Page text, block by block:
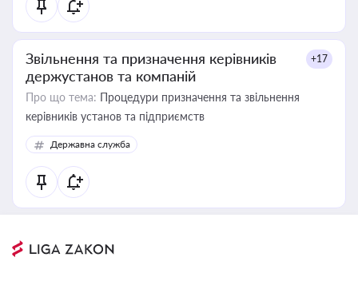
Звільнення та призначення керівників
держустанов та компаній
+17
Про що тема: Процедури призначення та звільнення
керівників установ та підприємств
Державна служба